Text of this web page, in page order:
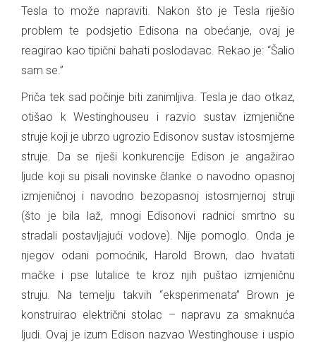
Tesla to može napraviti. Nakon što je Tesla riješio
problem te podsjetio Edisona na obećanje, ovaj je
reagirao kao tipični bahati poslodavac. Rekao je: “Šalio
sam se.”
Priča tek sad počinje biti zanimljiva. Tesla je dao otkaz,
otišao k Westinghouseu i razvio sustav izmjenične
struje koji je ubrzo ugrozio Edisonov sustav istosmjerne
struje. Da se riješi konkurencije Edison je angažirao
ljude koji su pisali novinske članke o navodno opasnoj
izmjeničnoj i navodno bezopasnoj istosmjernoj struji
(što je bila laž, mnogi Edisonovi radnici smrtno su
stradali postavljajući vodove). Nije pomoglo. Onda je
njegov odani pomoćnik, Harold Brown, dao hvatati
mačke i pse lutalice te kroz njih puštao izmjeničnu
struju. Na temelju takvih “eksperimenata” Brown je
konstruirao električni stolac – napravu za smaknuća
ljudi. Ovaj je izum Edison nazvao Westinghouse i uspio